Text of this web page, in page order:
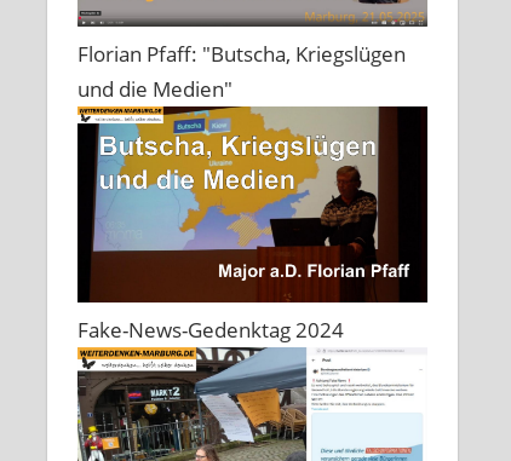
Florian Pfaff: "Butscha, Kriegslügen
und die Medien"
Fake-News-Gedenktag 2024